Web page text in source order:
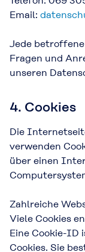
Email:
Jede
Fragen und
unseren
4. Cookies
Die
verwenden
über einen
Zahlreiche
Viele Cookies
Eine Cookie-ID
Cookies. Sie